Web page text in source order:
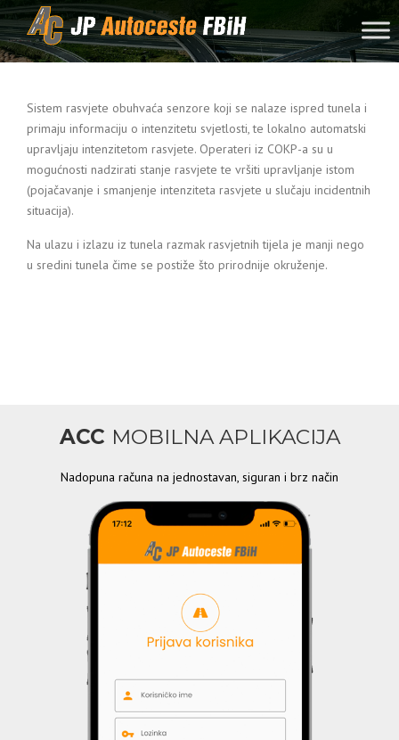
Skip to content
Sistem rasvjete obuhvaća senzore koji se nalaze ispred tunela i
primaju informaciju o intenzitetu svjetlosti, te lokalno automatski
upravljaju intenzitetom rasvjete. Operateri iz COKP-a su u
mogućnosti nadzirati stanje rasvjete te vršiti upravljanje istom
(pojačavanje i smanjenje intenziteta rasvjete u slučaju incidentnih
situacija).
Na ulazu i izlazu iz tunela razmak rasvjetnih tijela je manji nego
u sredini tunela čime se postiže što prirodnije okruženje.
ACC MOBILNA APLIKACIJA
Nadopuna računa na jednostavan, siguran i brz način